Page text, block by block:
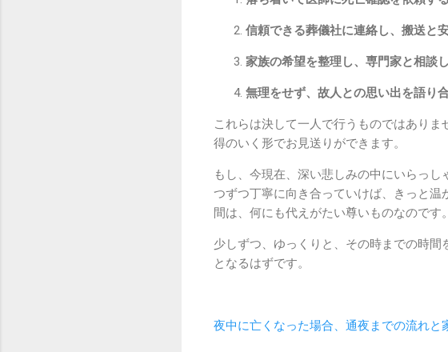
信頼できる葬儀社に連絡し、搬送と
家族の希望を整理し、専門家と相談
無理をせず、故人との思い出を語り
これらは決して一人で行うものではあり
得のいく形でお見送りができます。
もし、今現在、深い悲しみの中にいらっ
つずつ丁寧に向き合っていけば、きっと
間は、何にも代えがたい尊いものなのです。
少しずつ、ゆっくりと、その時までの時
となるはずです。
夜中に亡くなった場合、通夜までの流れと